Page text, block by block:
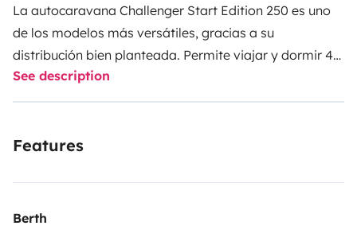
La autocaravana Challenger Start Edition 250 es uno
de los modelos más versátiles, gracias a su
distribución bien planteada. Permite viajar y dormir 4
personas cómodamente en dos camas dobles.
y la ducha están en estancias diferentes y separadas
ofreciendo la intimidad necesaria para cambiarte o
oscurecedores en todas las ventanas. También cuenta
See description
Features
Berth